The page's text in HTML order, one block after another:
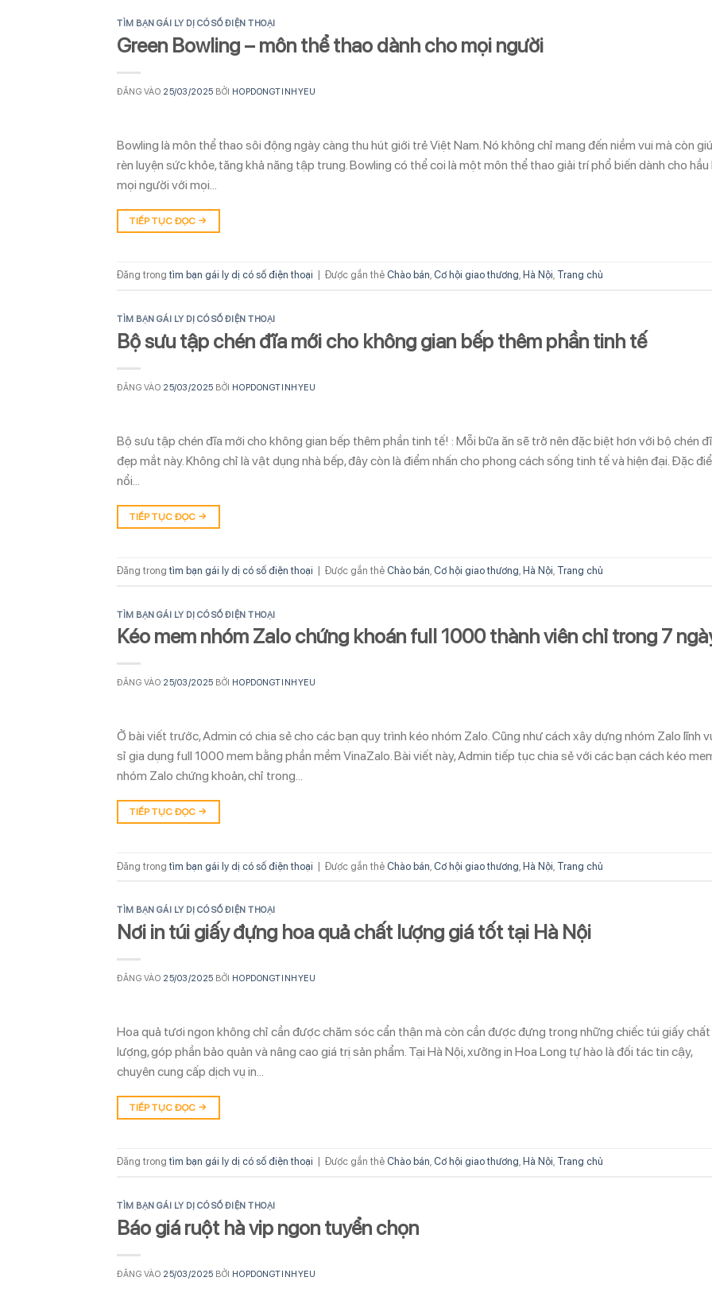
TÌM BẠN GÁI LY DỊ CÓ SỐ ĐIỆN THOẠI
Green Bowling – môn thể thao dành cho mọi người
ĐĂNG VÀO 25/03/2025 BỞI HOPDONGTINHYEU
Bowling là môn thể thao sôi động ngày càng thu hút giới trẻ Việt Nam. Nó không chỉ mang đến niềm vui mà còn
rèn luyện sức khỏe, tăng khả năng tập trung. Bowling có thể coi là một môn thể thao giải trí phổ biến dành cho hầu
mọi người với mọi…
TIẾP TỤC ĐỌC →
Đăng trong tìm bạn gái ly dị có số điện thoại Được gắn thẻ Chào bán, Cơ hội giao thương, Hà Nội, Trang chủ
TÌM BẠN GÁI LY DỊ CÓ SỐ ĐIỆN THOẠI
Bộ sưu tập chén đĩa mới cho không gian bếp thêm phần tinh tế
ĐĂNG VÀO 25/03/2025 BỞI HOPDONGTINHYEU
Bộ sưu tập chén đĩa mới cho không gian bếp thêm phần tinh tế! : Mỗi bữa ăn sẽ trở nên đặc biệt hơn với bộ chén
đẹp mắt này. Không chỉ là vật dụng nhà bếp, đây còn là điểm nhấn cho phong cách sống tinh tế và hiện đại. Đặc
nổi…
TIẾP TỤC ĐỌC →
Đăng trong tìm bạn gái ly dị có số điện thoại Được gắn thẻ Chào bán Cơ hội giao thương Hà Nội Trang chủ
TÌM BẠN GÁI LY DỊ CÓ SỐ ĐIỆN THOẠI
Kéo mem nhóm Zalo chứng khoán full 1000 thành viên chỉ trong 7
ĐĂNG VÀO 25/03/2025 BỞI HOPDONGTINHYEU
Ở bài viết trước, Admin có chia sẻ cho các bạn quy trình kéo nhóm Zalo. Cũng như cách xây dựng nhóm Zalo lĩnh
sỉ gia dụng full 1000 mem bằng phần mềm VinaZalo. Bài viết này, Admin tiếp tục chia sẻ với các bạn cách kéo
nhóm Zalo chứng khoản, chỉ trong…
TIẾP TỤC ĐỌC →
Đăng trong tìm bạn gái ly dị có số điện thoại | Được gắn thẻ Chào bán Cơ hội giao thương Hà Nội Trang chủ
TÌM BẠN GÁI LY DỊ CÓ SỐ ĐIỆN THOẠI
Nơi in túi giấy đựng hoa quả chất lượng giá tốt tại Hà Nội
ĐĂNG VÀO 25/03/2025 BỞI HOPDONGTINHYEU
Hoa quả tươi ngon không chỉ cần được chăm sóc cẩn thận mà còn cần được đựng trong những chiếc túi giấy chất
lượng, góp phần bảo quản và nâng cao giá trị sản phẩm. Tại Hà Nội, xưởng in Hoa Long tự hào là đối tác tin cậy,
chuyên cung cấp dịch vụ in…
TIẾP TỤC ĐỌC →
Đăng trong tìm bạn gái ly dị có số điện thoại Được gắn thẻ Chào bán, Cơ hội giao thương, Hà Nội, Trang chủ
TÌM BẠN GÁI LY DỊ CÓ SỐ ĐIỆN THOẠI
Báo giá ruột hà vip ngon tuyển chọn
ĐĂNG VÀO 25/03/2025 BỞI HOPDONGTINHYEU